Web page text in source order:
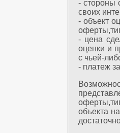
- стороны
своих
- объект
- цена
оценки и
с чьей-
- платеж
объекта